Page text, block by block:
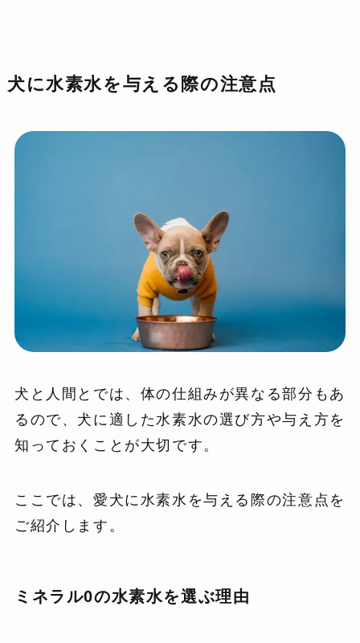
犬に水素水を与える際の注意点
犬と人間とでは、体の仕組みが異なる部分もあ
るので、犬に適した水素水の選び方や与え方を
知っておくことが大切です。
ここでは、愛犬に水素水を与える際の注意点を
ご紹介します。
ミネラル0の水素水を選ぶ理由